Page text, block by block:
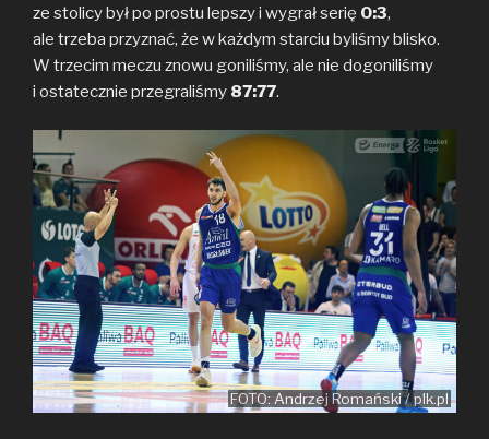
ze stolicy był po prostu lepszy i wygrał serię 0:3,
ale trzeba przyznać, że w każdym starciu byliśmy blisko.
W trzecim meczu znowu goniliśmy, ale nie dogoniliśmy
i ostatecznie przegraliśmy 87:77.
FOTO: Andrzej Romański / plk.pl